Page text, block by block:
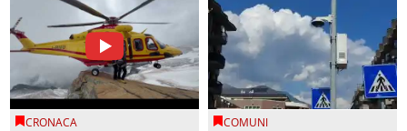
CRONACA COMUNI